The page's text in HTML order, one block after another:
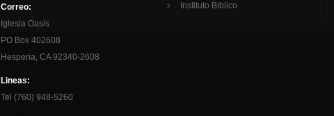
Correo:
Iglesia Oasis
PO Box 402608
Hesperia, CA 92340-2608
Lineas:
Tel (760) 948-5260
Instituto Biblico